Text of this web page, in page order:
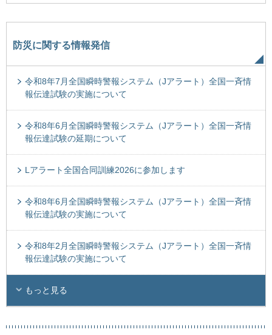
防災に関する情報発信
令和8年7月全国瞬時警報システム（Jアラート）全国一斉情
報伝達試験の実施について
令和8年6月全国瞬時警報システム（Jアラート）全国一斉情
報伝達試験の延期について
Lアラート全国合同訓練2026に参加します
令和8年6月全国瞬時警報システム（Jアラート）全国一斉情
報伝達試験の実施について
令和8年2月全国瞬時警報システム（Jアラート）全国一斉情
報伝達試験の実施について
もっと見る